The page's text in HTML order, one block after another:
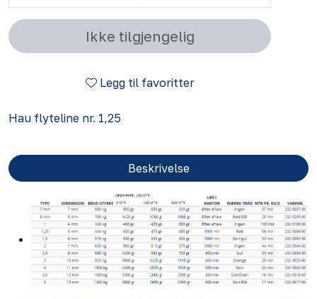
Ikke tilgjengelig
Legg til favoritter
Hau flyteline nr. 1,25
Beskrivelse